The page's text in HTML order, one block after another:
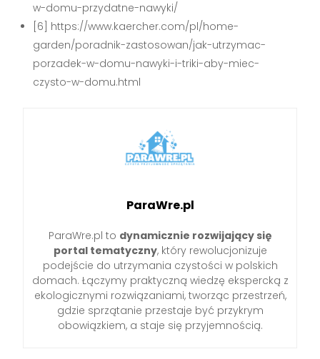
w-domu-przydatne-nawyki/
[6] https://www.kaercher.com/pl/home-
garden/poradnik-zastosowan/jak-utrzymac-
porzadek-w-domu-nawyki-i-triki-aby-miec-
czysto-w-domu.html
ParaWre.pl
ParaWre.pl to dynamicznie rozwijający się
portal tematyczny, który rewolucjonizuje
podejście do utrzymania czystości w polskich
domach. Łączymy praktyczną wiedzę ekspercką z
ekologicznymi rozwiązaniami, tworząc przestrzeń,
gdzie sprzątanie przestaje być przykrym
obowiązkiem, a staje się przyjemnością.